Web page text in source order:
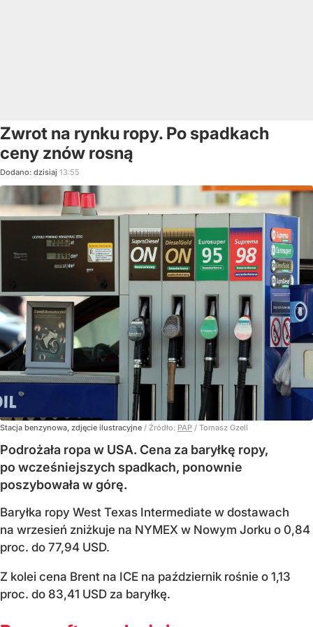
Zwrot na rynku ropy. Po spadkach
ceny znów rosną
Dodano: dzisiaj 13:55
Stacja benzynowa, zdjęcie ilustracyjne / Źródło: PAP / Tomasz Gzell
Podrożała ropa w USA. Cena za baryłkę ropy,
po wcześniejszych spadkach, ponownie
poszybowała w górę.
Baryłka ropy West Texas Intermediate w dostawach
na wrzesień zniżkuje na NYMEX w Nowym Jorku o 0,84
proc. do 77,94 USD.
Z kolei cena Brent na ICE na październik rośnie o 1,13
proc. do 83,41 USD za baryłkę.